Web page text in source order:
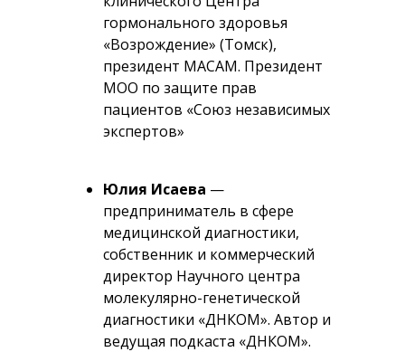
гормонального здоровья
«Возрождение» (Томск),
президент МАСАМ. Президент
МОО по защите прав
пациентов «Союз независимых
экспертов»
Юлия Исаева —
предприниматель в сфере
медицинской диагностики,
собственник и коммерческий
директор Научного центра
молекулярно-генетической
диагностики «ДНКОМ». Автор и
ведущая подкаста «ДНКОМ».